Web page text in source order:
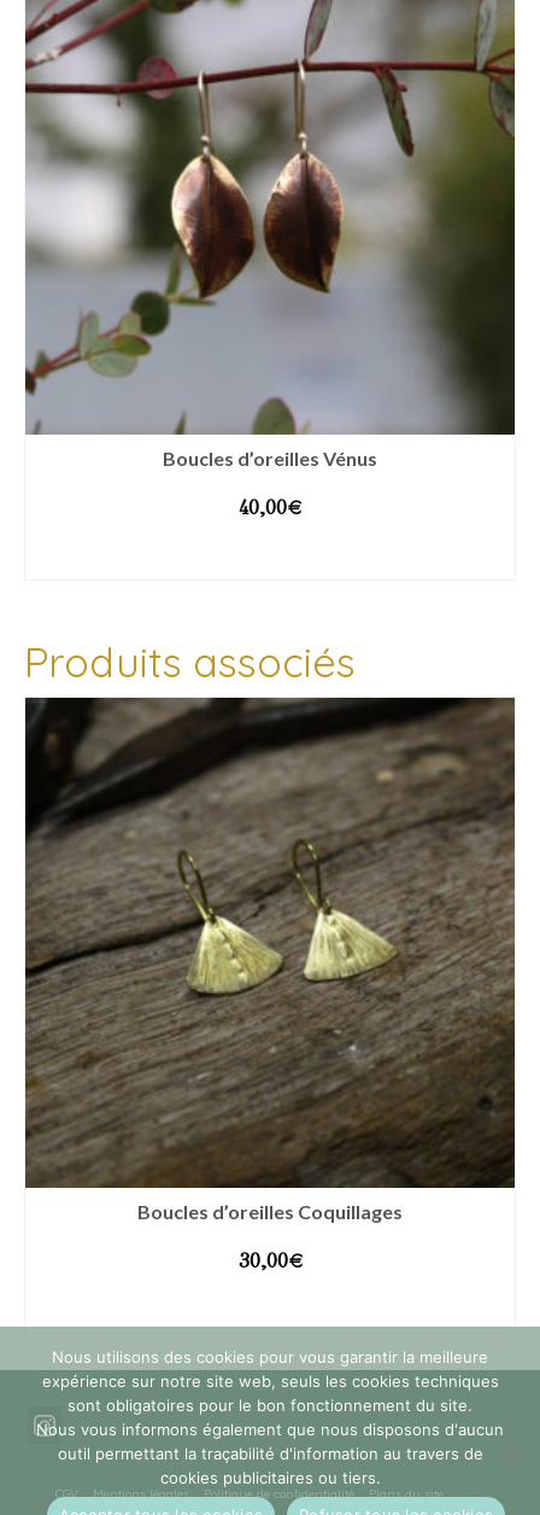
Boucles d’oreilles Vénus
40,00€
Produits associés
Boucles d’oreilles Coquillages
30,00€
CGV Mentions légales Politique de confidentialité Plans du site
Nous utilisons des cookies pour vous garantir la meilleure
expérience sur notre site web, seuls les cookies techniques
sont obligatoires pour le bon fonctionnement du site.
Nous vous informons également que nous disposons d'aucun
outil permettant la traçabilité d'information au travers de
cookies publicitaires ou tiers.